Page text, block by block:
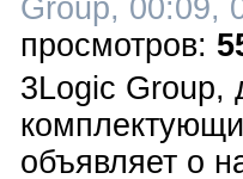
Group, 00:09,
3Logic Group,
объявляет о